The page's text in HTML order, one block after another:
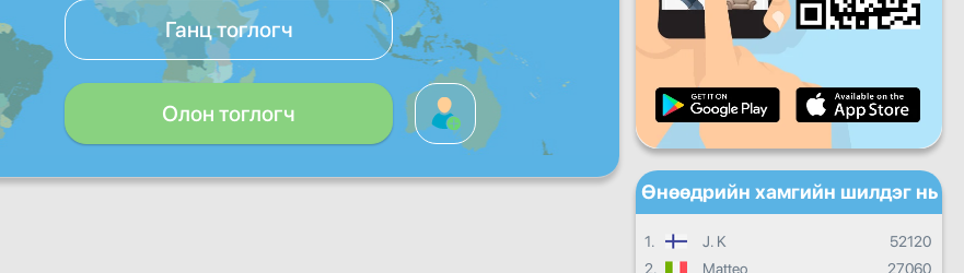
Ганц тоглогч
Олон тоглогч
Сарын ахиц
Ерөнхий дэвшил
Өнөөдрийн хамгийн шилдэг нь
1. J. K
52120
2.
Matteo
27060